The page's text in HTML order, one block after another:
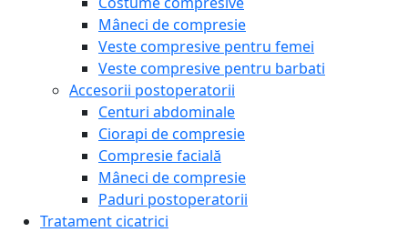
Mâneci de compresie
Veste compresive pentru femei
Veste compresive pentru barbati
Accesorii postoperatorii
Centuri abdominale
Ciorapi de compresie
Compresie facială
Mâneci de compresie
Paduri postoperatorii
Tratament cicatrici